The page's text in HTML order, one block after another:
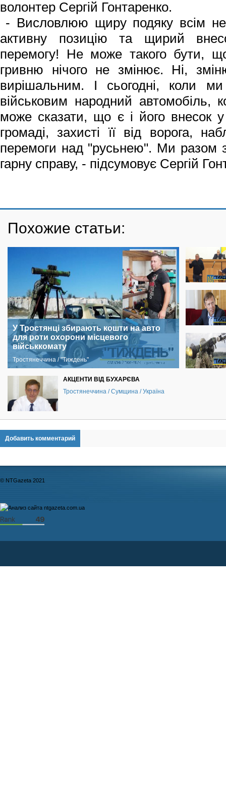
волонтер Сергій Гонтаренко.
- Висловлюю щиру подяку всім
активну позицію та щирий
перемогу! Не може такого бути,
гривню нічого не змінює. Ні,
вирішальним. І сьогодні, коли
військовим народний автомобіль,
може сказати, що є і його внесок
громаді, захисті її від ворога,
перемоги над "русьнею". Ми разом
гарну справу, - підсумовує Сергій
Похожие статьи:
У Тростянці збирають кошти на авто
для роти охорони місцевого
військкомату
Тростянеччина / "Тиждень"
АКЦЕНТИ ВІД БУХАРЄВА
Тростянеччина / Сумщина / Україна
Добавить комментарий
© NTGazeta 2021